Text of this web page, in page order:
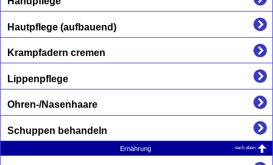
Hautpflege (aufbauend)
Krampfadern cremen
Lippenpflege
Ohren-/Nasenhaare
Schuppen behandeln
Ernährung nach oben